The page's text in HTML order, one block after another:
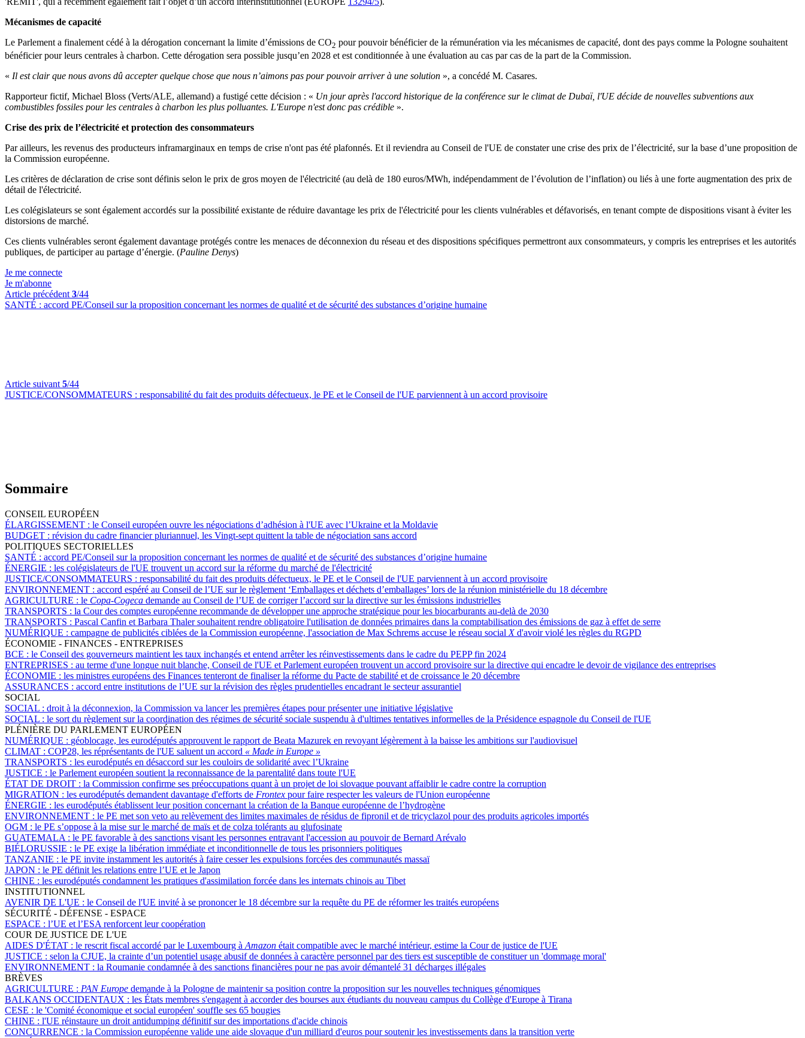
Mécanismes de capacité
Le Parlement a finalement cédé à la dérogation concernant la limite d’émissions de CO2 pour pouvoir bénéficier de la rémunération via les mécanismes de capacité, dont des pays comme la Pologne souhaitent
bénéficier pour leurs centrales à charbon. Cette dérogation sera possible jusqu’en 2028 et est conditionnée à une évaluation au cas par cas de la part de la Commission.
« Il est clair que nous avons dû accepter quelque chose que nous n’aimons pas pour pouvoir arriver à une solution », a concédé M. Casares.
Rapporteur fictif, Michael Bloss (Verts/ALE, allemand) a fustigé cette décision : « Un jour après l'accord historique de la conférence sur le climat de Dubaï, l'UE décide de nouvelles subventions aux
combustibles fossiles pour les centrales à charbon les plus polluantes. L'Europe n'est donc pas crédible ».
Crise des prix de l’électricité et protection des consommateurs
Par ailleurs, les revenus des producteurs inframarginaux en temps de crise n'ont pas été plafonnés. Et il reviendra au Conseil de l'UE de constater une crise des prix de l’électricité, sur la base d’une proposition de
la Commission européenne.
Les critères de déclaration de crise sont définis selon le prix de gros moyen de l'électricité (au delà de 180 euros/MWh, indépendamment de l’évolution de l’inflation) ou liés à une forte augmentation des prix de
détail de l'électricité.
Les colégislateurs se sont également accordés sur la possibilité existante de réduire davantage les prix de l'électricité pour les clients vulnérables et défavorisés, en tenant compte de dispositions visant à éviter les
distorsions de marché.
Ces clients vulnérables seront également davantage protégés contre les menaces de déconnexion du réseau et des dispositions spécifiques permettront aux consommateurs, y compris les entreprises et les autorités
publiques, de participer au partage d’énergie. (Pauline Denys)
Je me connecte
Je m'abonne
Article précédent 3/44
SANTÉ : accord PE/Conseil sur la proposition concernant les normes de qualité et de sécurité des substances d’origine humaine
Article suivant 5/44
JUSTICE/CONSOMMATEURS : responsabilité du fait des produits défectueux, le PE et le Conseil de l'UE parviennent à un accord provisoire
Sommaire
CONSEIL EUROPÉEN
ÉLARGISSEMENT : le Conseil européen ouvre les négociations d’adhésion à l'UE avec l’Ukraine et la Moldavie
BUDGET : révision du cadre financier pluriannuel, les Vingt-sept quittent la table de négociation sans accord
POLITIQUES SECTORIELLES
SANTÉ : accord PE/Conseil sur la proposition concernant les normes de qualité et de sécurité des substances d’origine humaine
ÉNERGIE : les colégislateurs de l'UE trouvent un accord sur la réforme du marché de l'électricité
JUSTICE/CONSOMMATEURS : responsabilité du fait des produits défectueux, le PE et le Conseil de l'UE parviennent à un accord provisoire
ENVIRONNEMENT : accord espéré au Conseil de l’UE sur le règlement ‘Emballages et déchets d’emballages’ lors de la réunion ministérielle du 18 décembre
AGRICULTURE : le Copa-Cogeca demande au Conseil de l’UE de corriger l’accord sur la directive sur les émissions industrielles
TRANSPORTS : la Cour des comptes européenne recommande de développer une approche stratégique pour les biocarburants au-delà de 2030
TRANSPORTS : Pascal Canfin et Barbara Thaler souhaitent rendre obligatoire l'utilisation de données primaires dans la comptabilisation des émissions de gaz à effet de serre
NUMÉRIQUE : campagne de publicités ciblées de la Commission européenne, l'association de Max Schrems accuse le réseau social Xd'avoir violé les règles du RGPD
ÉCONOMIE - FINANCES - ENTREPRISES
BCE : le Conseil des gouverneurs maintient les taux inchangés et entend arrêter les réinvestissements dans le cadre du PEPP fin 2024
ENTREPRISES : au terme d'une longue nuit blanche, Conseil de l'UE et Parlement européen trouvent un accord provisoire sur la directive qui encadre le devoir de vigilance des entreprises
ÉCONOMIE : les ministres européens des Finances tenteront de finaliser la réforme du Pacte de stabilité et de croissance le 20 décembre
ASSURANCES : accord entre institutions de l’UE sur la révision des règles prudentielles encadrant le secteur assurantiel
SOCIAL
SOCIAL : droit à la déconnexion, la Commission va lancer les premières étapes pour présenter une initiative législative
SOCIAL : le sort du règlement sur la coordination des régimes de sécurité sociale suspendu à d'ultimes tentatives informelles de la Présidence espagnole du Conseil de l'UE
PLÉNIÈRE DU PARLEMENT EUROPÉEN
NUMÉRIQUE : géoblocage, les eurodéputés approuvent le rapport de Beata Mazurek en revoyant légèrement à la baisse les ambitions sur l'audiovisuel
CLIMAT : COP28, les réprésentants de l'UE saluent un accord « Made in Europe »
TRANSPORTS : les eurodéputés en désaccord sur les couloirs de solidarité avec l’Ukraine
JUSTICE : le Parlement européen soutient la reconnaissance de la parentalité dans toute l'UE
ÉTAT DE DROIT : la Commission confirme ses préoccupations quant à un projet de loi slovaque pouvant affaiblir le cadre contre la corruption
MIGRATION : les eurodéputés demandent davantage d'efforts de Frontex pour faire respecter les valeurs de l'Union européenne
ÉNERGIE : les eurodéputés établissent leur position concernant la création de la Banque européenne de l’hydrogène
ENVIRONNEMENT : le PE met son veto au relèvement des limites maximales de résidus de fipronil et de tricyclazol pour des produits agricoles importés
OGM : le PE s’oppose à la mise sur le marché de maïs et de colza tolérants au glufosinate
GUATEMALA : le PE favorable à des sanctions visant les personnes entravant l'accession au pouvoir de Bernard Arévalo
BIÉLORUSSIE : le PE exige la libération immédiate et inconditionnelle de tous les prisonniers politiques
TANZANIE : le PE invite instamment les autorités à faire cesser les expulsions forcées des communautés massaï
JAPON : le PE définit les relations entre l’UE et le Japon
CHINE : les eurodéputés condamnent les pratiques d'assimilation forcée dans les internats chinois au Tibet
INSTITUTIONNEL
AVENIR DE L'UE : le Conseil de l'UE invité à se prononcer le 18 décembre sur la requête du PE de réformer les traités européens
SÉCURITÉ - DÉFENSE - ESPACE
ESPACE : l’UE et l’ESA renforcent leur coopération
COUR DE JUSTICE DE L'UE
AIDES D'ÉTAT : le rescrit fiscal accordé par le Luxembourg à Amazon était compatible avec le marché intérieur, estime la Cour de justice de l'UE
JUSTICE : selon la CJUE, la crainte d’un potentiel usage abusif de données à caractère personnel par des tiers est susceptible de constituer un 'dommage moral'
ENVIRONNEMENT : la Roumanie condamnée à des sanctions financières pour ne pas avoir démantelé 31 décharges illégales
BRÈVES
AGRICULTURE : PAN Europe demande à la Pologne de maintenir sa position contre la proposition sur les nouvelles techniques génomiques
BALKANS OCCIDENTAUX : les États membres s'engagent à accorder des bourses aux étudiants du nouveau campus du Collège d'Europe à Tirana
CESE : le 'Comité économique et social européen' souffle ses 65 bougies
CHINE : l'UE réinstaure un droit antidumping définitif sur des importations d'acide chinois
CONCURRENCE : la Commission européenne valide une aide slovaque d'un milliard d'euros pour soutenir les investissements dans la transition verte